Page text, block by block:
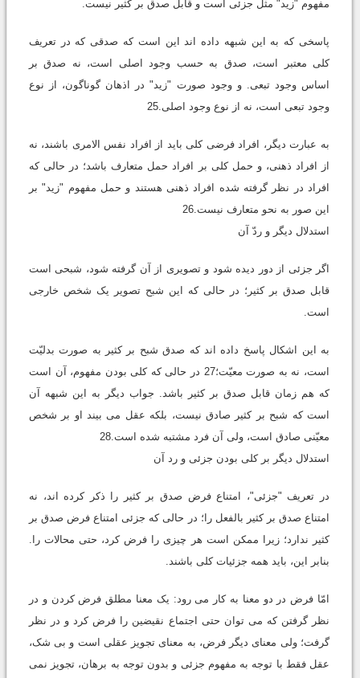
مفهوم "زید" مثل جزئی است و قابل صدق بر کثیر نیست.
پاسخی که به این شبهه داده اند این است که صدقی که در تعریف
کلی معتبر است، صدق به حسب وجود اصلی است، نه صدق بر
اساس وجود تبعی. و وجود صورت "زید" در اذهان گوناگون، از نوع
وجود تبعی است، نه از نوع وجود اصلی.25
به عبارت دیگر، افراد فرضی کلی باید از افراد نفس الامری باشند، نه
از افراد ذهنی، و حمل کلی بر افراد حمل متعارف باشد؛ در حالی که
افراد در نظر گرفته شده افراد ذهنی هستند و حمل مفهوم "زید" بر
این صور به نحو متعارف نیست.26
استدلال دیگر و ردّ آن
اگر جزئی از دور دیده شود و تصویری از آن گرفته شود، شبحی است
قابل صدق بر کثیر؛ در حالی که این شبح تصویر یک شخص خارجی
است.
به این اشکال پاسخ داده اند که صدق شبح بر کثیر به صورت بدلیّت
است، نه به صورت معیّت؛27 در حالی که کلی بودن مفهوم، آن است
که هم زمان قابل صدق بر کثیر باشد. جواب دیگر به این شبهه آن
است که شبح بر کثیر صادق نیست، بلکه عقل می بیند او بر شخص
معیّنی صادق است، ولی آن فرد مشتبه شده است.28
استدلال دیگر بر کلی بودن جزئی و رد آن
در تعریف "جزئی"، امتناع فرض صدق بر کثیر را ذکر کرده اند، نه
امتناع صدق بر کثیر بالفعل را؛ در حالی که جزئی امتناع فرض صدق بر
کثیر ندارد؛ زیرا ممکن است هر چیزی را فرض کرد، حتی محالات را.
بنابر این، باید همه جزئیات کلی باشند.
امّا فرض در دو معنا به کار می رود: یک معنا مطلق فرض کردن و در
نظر گرفتن که می توان حتی اجتماع نقیضین را فرض کرد و در نظر
گرفت؛ ولی معنای دیگر فرض، به معنای تجویز عقلی است و بی شک،
عقل فقط با توجه به مفهوم جزئی و بدون توجه به برهان، تجویز نمی